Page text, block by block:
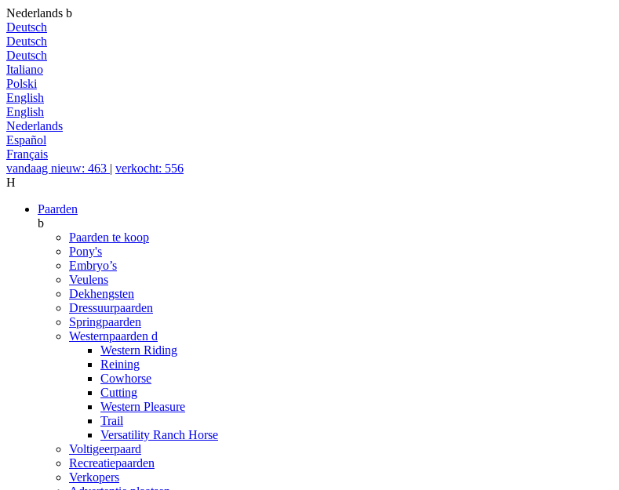
Nederlands b
Deutsch
Deutsch
Deutsch
Italiano
Polski
English
English
Nederlands
Español
Français
vandaag nieuw: 463 | verkocht: 556
H
Paarden
b
Paarden te koop
Pony's
Embryo’s
Veulens
Dekhengsten
Dressuurpaarden
Springpaarden
Westernpaarden d
Western Riding
Reining
Cowhorse
Cutting
Western Pleasure
Trail
Versatility Ranch Horse
Voltigeerpaard
Recreatiepaarden
Verkopers